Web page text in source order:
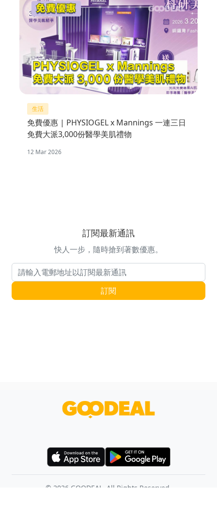
生活
免費優惠 | PHYSIOGEL x Mannings 一連三日
免費大派3,000份醫學美肌禮物
12 Mar 2026
訂閱最新通訊
快人一步，隨時搶到著數優惠。
電郵地址 訂閱
© 2026 GOODEAL. All Rights Reserved.